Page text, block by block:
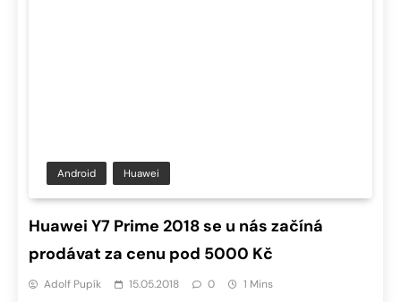
Android Huawei
Huawei Y7 Prime 2018 se u nás začíná
prodávat za cenu pod 5000 Kč
Adolf Pupík 15.05.2018 0 1 Mins